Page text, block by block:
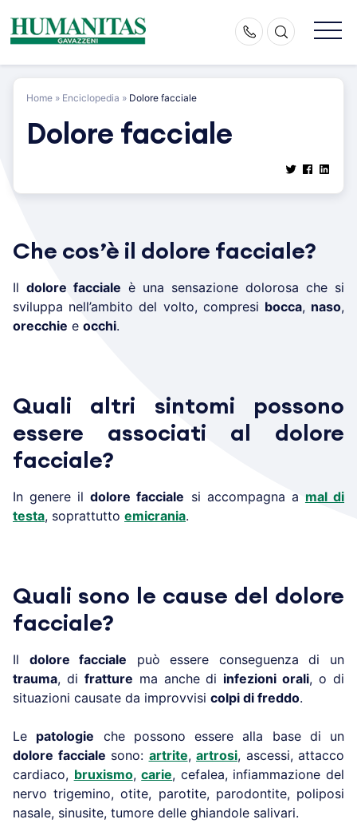
content
Home » Enciclopedia » Dolore facciale
Dolore facciale
Che cos’è il dolore facciale?
Il dolore facciale è una sensazione dolorosa che si
sviluppa nell’ambito del volto, compresi bocca, naso,
orecchie e occhi.
Quali altri sintomi possono
essere associati al dolore
facciale?
In genere ildolore facciale si accompagna a mal di
testa, soprattutto emicrania.
Quali sono le cause del dolore
facciale?
Il dolore facciale può essere conseguenza di un
trauma, di fratture ma anche di infezioni orali, o di
situazioni causate da improvvisi colpi di freddo.
Le patologie che possono essere alla base di un
dolore facciale sono: artrite, artrosi, ascessi, attacco
cardiaco, bruxismo,carie, cefalea, infiammazione del
nervo trigemino, otite, parotite, parodontite, poliposi
nasale, sinusite, tumore delle ghiandole salivari.